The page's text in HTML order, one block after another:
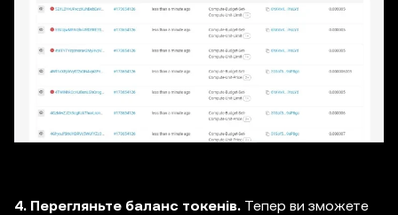
4. Перегляньте баланс токенів. Тепер ви зможете